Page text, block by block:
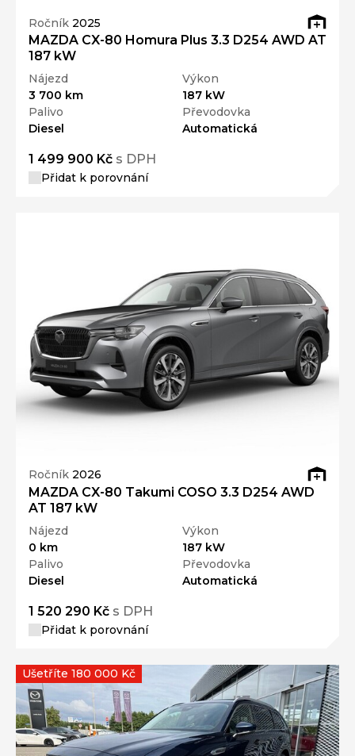
Ročník 2025
MAZDA CX-80 Homura Plus 3.3 D254 AWD AT
187 kW
Nájezd
3 700 km
Výkon
187 kW
Palivo
Diesel
Převodovka
Automatická
1 499 900 Kč s DPH
Přidat k porovnání
Ročník 2026
MAZDA CX-80 Takumi COSO 3.3 D254 AWD
AT 187 kW
Nájezd
0 km
Výkon
187 kW
Palivo
Diesel
Převodovka
Automatická
1 520 290 Kč s DPH
Přidat k porovnání
Ušetříte 180 000 Kč